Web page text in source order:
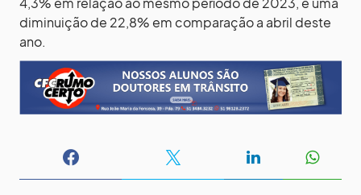
diminuição de 22,8% em comparação a abril deste
ano.